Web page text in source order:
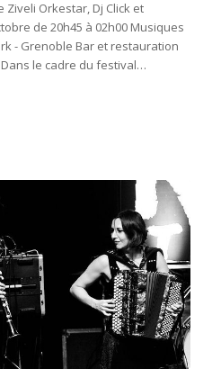
Ziveli Orkestar, Dj Click et
de 20h45 à 02h00 Musiques
- Grenoble Bar et restauration
le cadre du festival…